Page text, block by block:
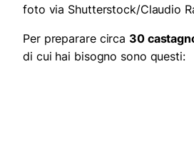
foto via Shutterstock/Claudio
Per preparare circa 30
di cui hai bisogno sono questi: